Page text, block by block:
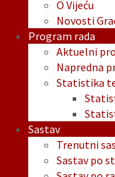
O Vijeću
Novosti
Program rada
Aktuelni
Napredna
Statistika
Sastav
Trenutni
Sastav po